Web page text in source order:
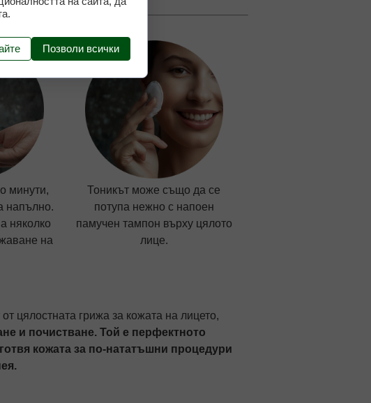
минути,
напълно.
няколко
на
Тоникът може също да се
потупа нежно с напоен
памучен тампон върху цялото
лице.
цялостната грижа за кожата на лицето,
и почистване. Той е перфектното
кожата за по-нататъшни процедури
Позволи всички